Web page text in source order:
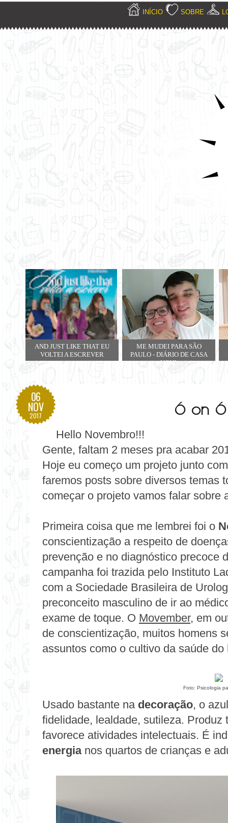
INÍCIO SOBRE
AND JUST LIKE THAT EU
VOLTEI A ESCREVER
ME MUDEI PARA SÃO
PAULO - DIÁRIO DE CASA
NOVA
06
NOV
2017 6 on
Hello Novembro!!!
Gente, faltam 2 meses pra acabar
Hoje eu começo um projeto junto
faremos posts sobre diversos temas
começar o projeto vamos falar sobre
Primeira coisa que me lembrei foi o
conscientização a respeito de
prevenção e no diagnóstico precoce
campanha foi trazida pelo Instituto
com a Sociedade Brasileira de
preconceito masculino de ir ao
exame de toque. O Movember, em
de conscientização, muitos homens
assuntos como o cultivo da saúde
Foto: Psicologia
Usado bastante na decoração, o
fidelidade, lealdade, sutileza. Produz
favorece atividades intelectuais. É
energianos quartos de crianças e